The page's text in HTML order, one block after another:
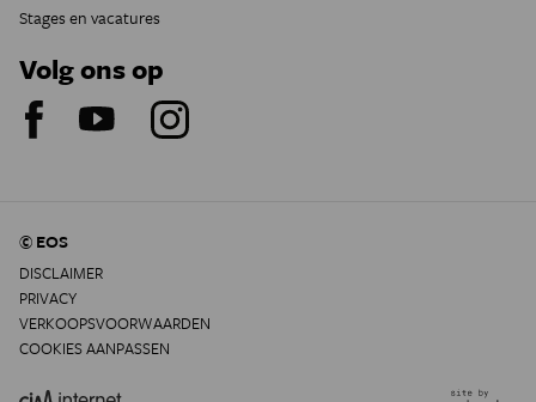
Stages en vacatures
Volg ons op
© EOS
DISCLAIMER
PRIVACY
VERKOOPSVOORWAARDEN
COOKIES AANPASSEN